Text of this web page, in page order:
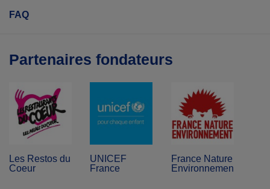
FAQ
Partenaires fondateurs
Les Restos du
Coeur
UNICEF
France
France Nature
Environnement